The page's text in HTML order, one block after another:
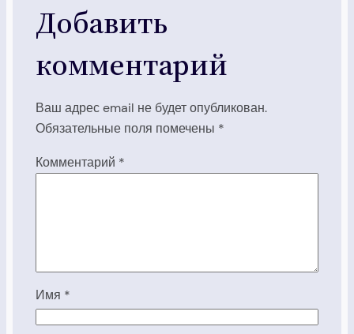
Добавить
комментарий
Ваш адрес email не будет опубликован.
Обязательные поля помечены *
Комментарий *
Имя *